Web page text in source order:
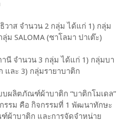
วาส จำนวน 2 กลุ่ม ได้แก่ 1) กลุ่ม
ม SALOMA (ซาโลมา ปาเต๊ะ)
นี จำนวน 3 กลุ่ม ได้แก่ 1) กลุ่มบา
และ 3) กลุ่มรายาบาติก
ผลิตภัณฑ์ผ้าบาติก “บาติกโมเดล”
รรม คือ กิจกรรมที่ 1 พัฒนาทักษะ
ผ้าบาติก และการจัดจำหน่าย